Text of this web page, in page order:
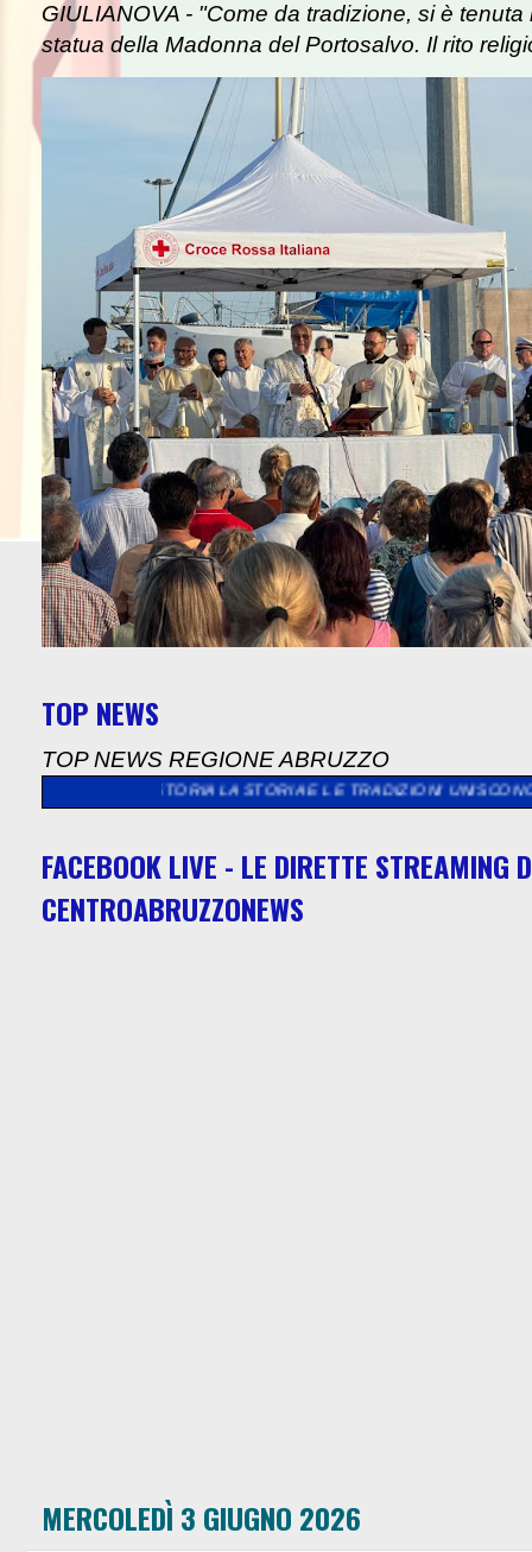
GIULIANOVA - "Come da tradizione, si è
statua della Madonna del Portosalvo. Il rito
TOP NEWS
TOP NEWS REGIONE ABRUZZO
STORIA LA STORIA E LE TRADIZIONI UNISCONO L’EUROPA >>
FACEBOOK LIVE - LE DIRETTE STREAMING
CENTROABRUZZONEWS
MERCOLEDÌ 3 GIUGNO 2026